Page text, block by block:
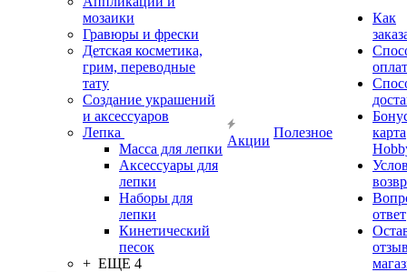
мозаики
Гравюры и фрески
Детская косметика,
грим, переводные
тату
Создание украшений
и аксессуаров
Лепка
Масса для лепки
Аксессуары для
лепки
Наборы для
лепки
Кинетический
песок
+ ЕЩЕ 4
Акции
Полезное
Как
карта
ответ